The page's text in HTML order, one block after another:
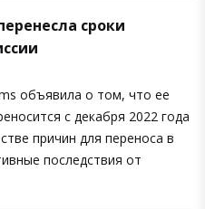
сроки
объявила о том, что ее
с декабря 2022 года
причин для переноса в
последствия от